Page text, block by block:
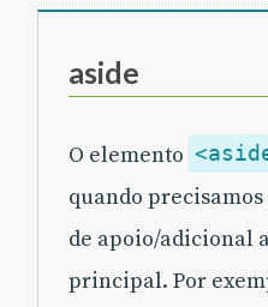
aside
O elemento
quando
de apoio/adicional
principal. Por